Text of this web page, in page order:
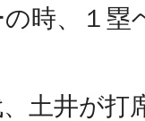
の時、１
、土井が